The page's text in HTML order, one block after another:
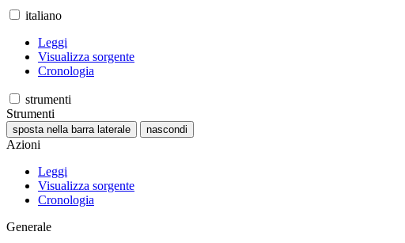
italiano
Leggi
Visualizza sorgente
Cronologia
strumenti
Strumenti
sposta nella barra laterale nascondi
Azioni
Leggi
Visualizza sorgente
Cronologia
Generale